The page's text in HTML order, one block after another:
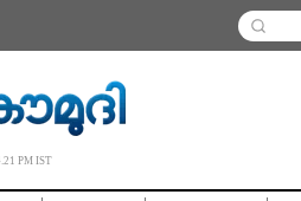
PM IST